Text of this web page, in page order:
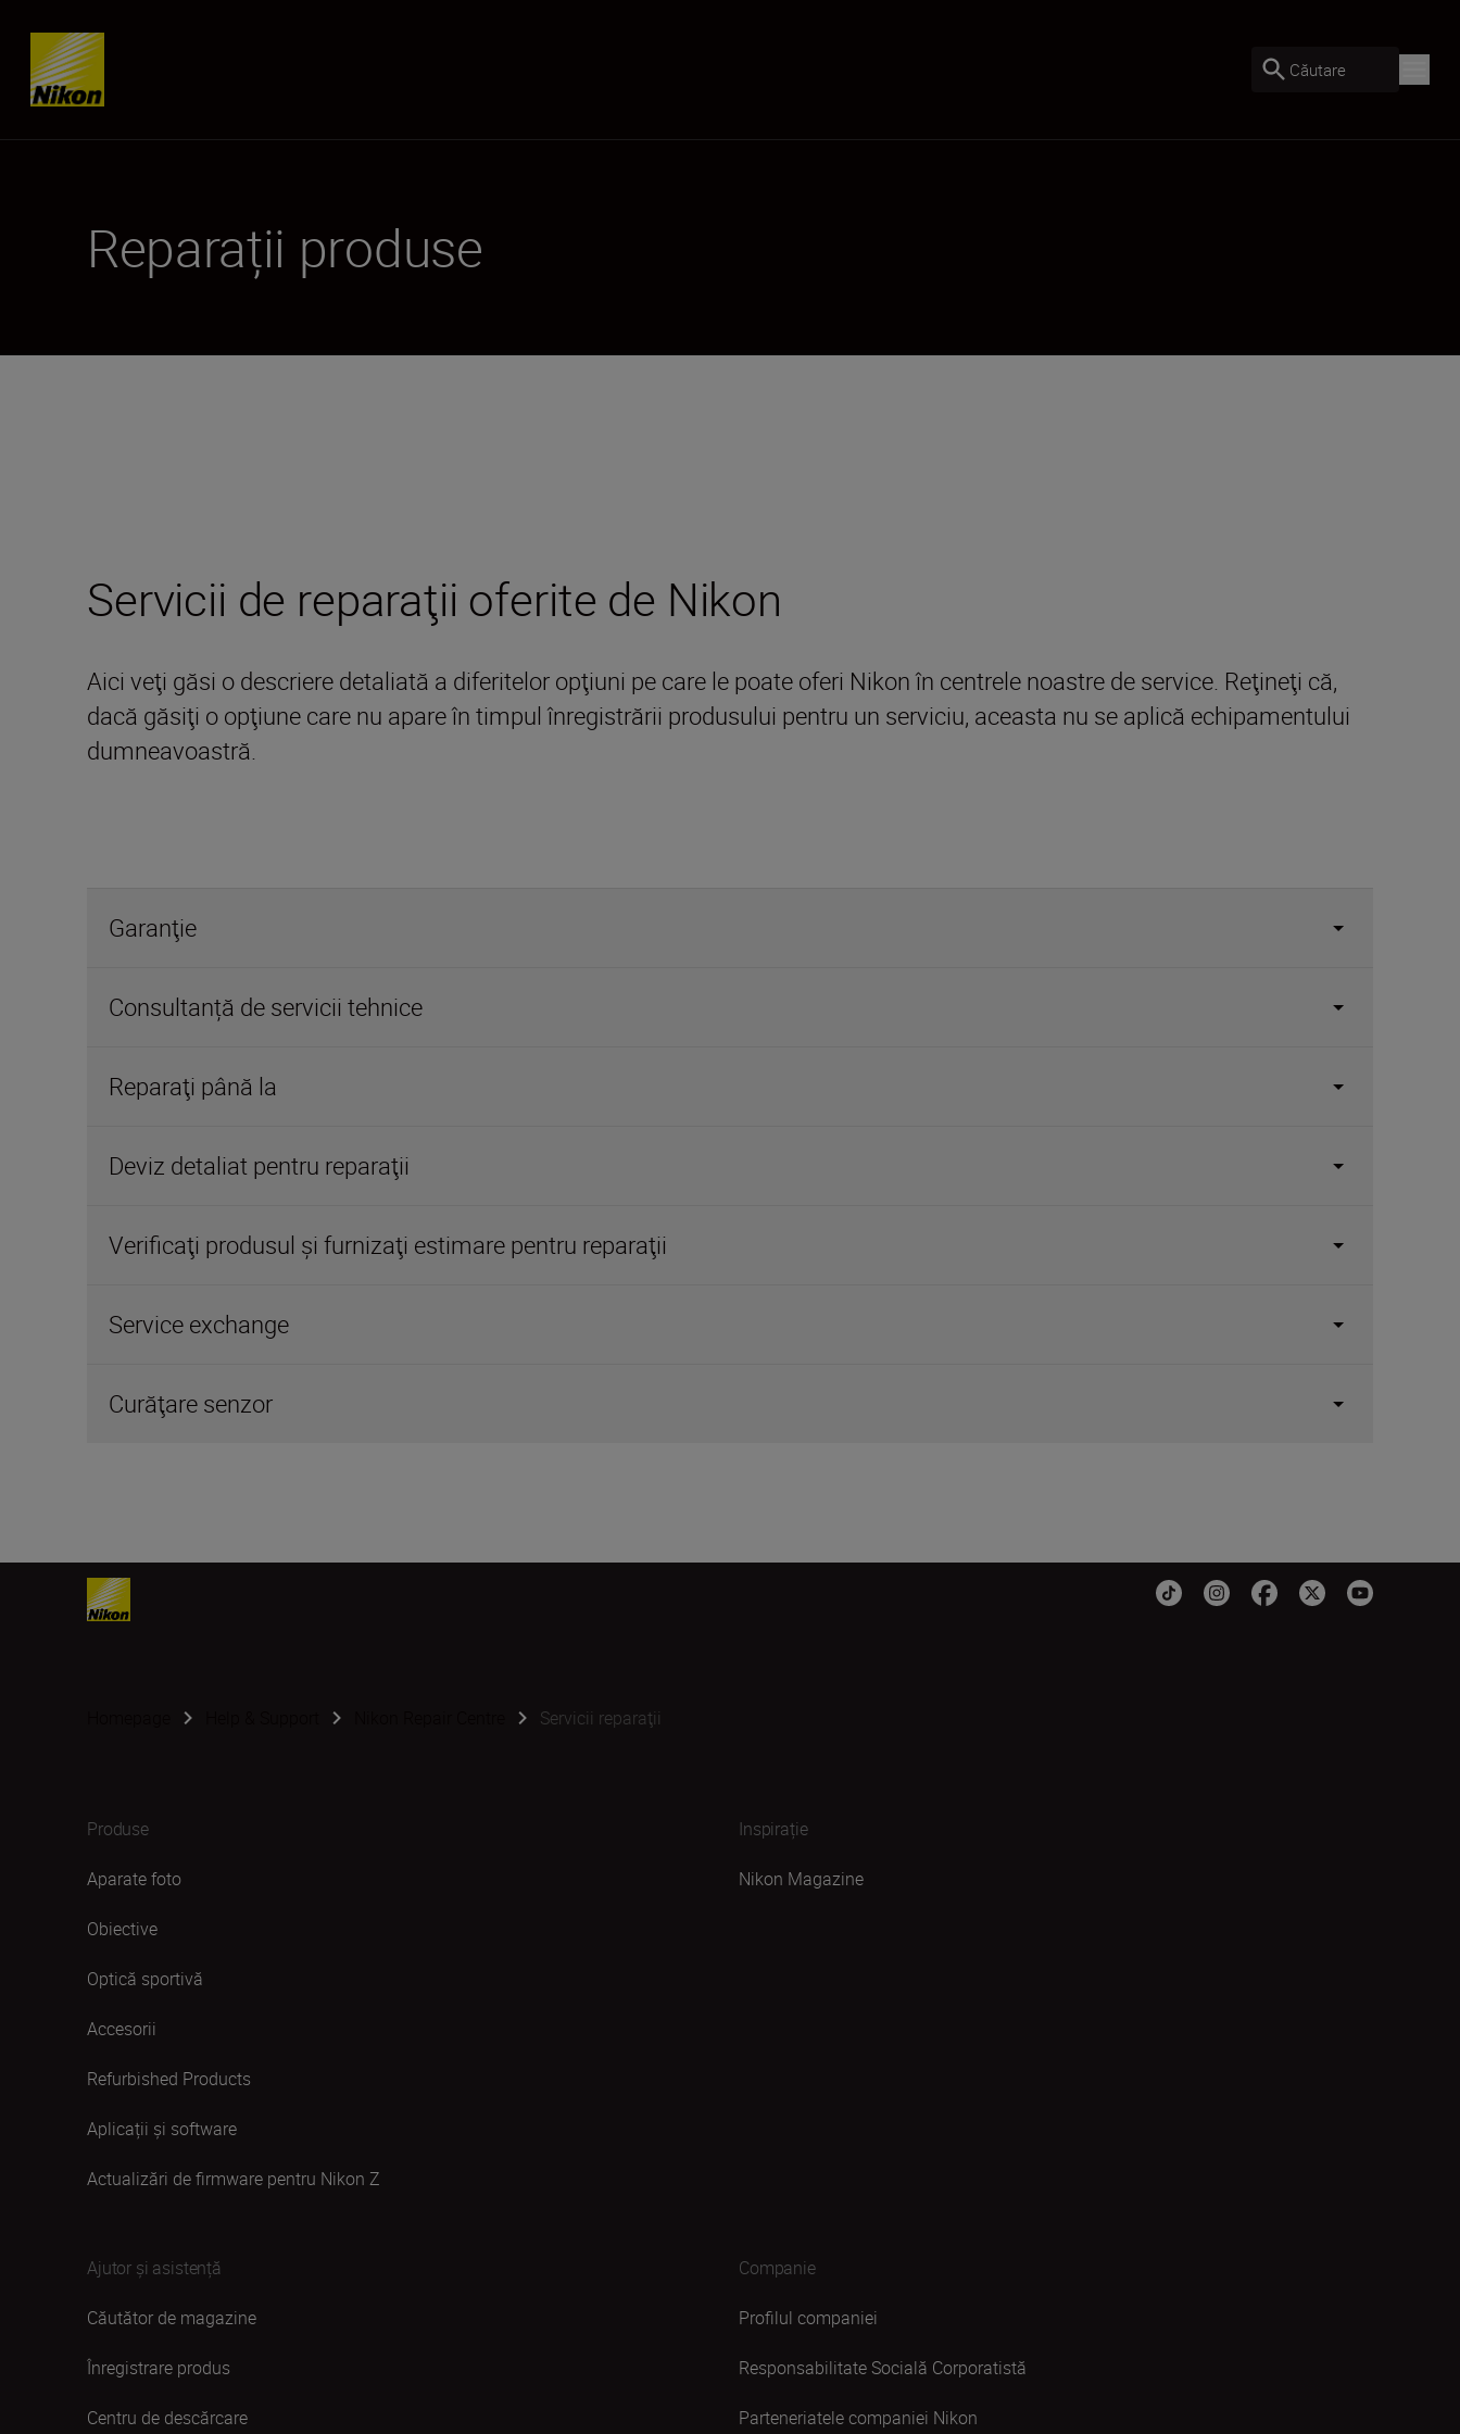
Skip content
Căutare
Reparații produse
Servicii de reparaţii oferite de Nikon
Aici veţi găsi o descriere detaliată a diferitelor opţiuni pe care le poate oferi Nikon în centrele noastre de service. Reţineţi că,
dacă găsiţi o opţiune care nu apare în timpul înregistrării produsului pentru un serviciu, aceasta nu se aplică echipamentului
dumneavoastră.
Garanţie
Consultanță de servicii tehnice
Reparaţi până la
Deviz detaliat pentru reparaţii
Verificaţi produsul şi furnizaţi estimare pentru reparaţii
Service exchange
Curăţare senzor
Servicii reparaţii
Produse
Aparate foto
Obiective
Optică sportivă
Accesorii
Refurbished Products
Aplicații și software
Actualizări de firmware pentru Nikon Z
Inspirație
Nikon Magazine
Ajutor și asistență
Căutător de magazine
Înregistrare produs
Centru de descărcare
Companie
Profilul companiei
Responsabilitate Socială Corporatistă
Parteneriatele companiei Nikon